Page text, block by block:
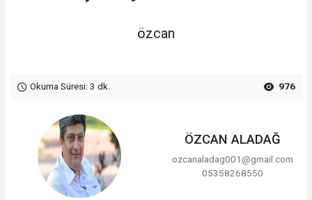
özcan
Okuma Süresi: 3 dk. 976
ÖZCAN ALADAĞ
ozcanaladag001@gmail.com
05358268550